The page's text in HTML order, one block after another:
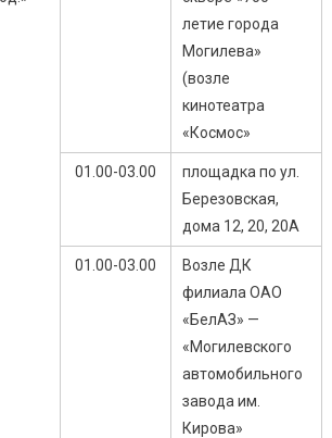
летие города
Могилева»
(возле
кинотеатра
«Космос»
01.00-03.00
площадка по ул.
Березовская,
дома 12, 20, 20А
01.00-03.00
Возле ДК
филиала ОАО
«БелАЗ» —
«Могилевского
автомобильного
завода им.
Кирова»